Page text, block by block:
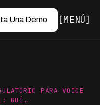
Una Demo MENÚ
PARA VOICE
GUÍ…